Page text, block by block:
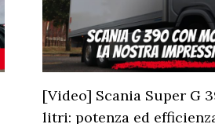
[Video] Scania Super G
litri: potenza ed